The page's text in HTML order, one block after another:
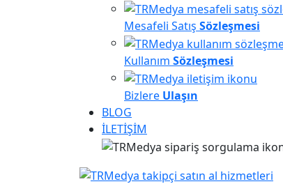
Mesafeli Satış Sözleşmesi
Kullanım Sözleşmesi
Bizlere Ulaşın
BLOG
İLETİŞİM